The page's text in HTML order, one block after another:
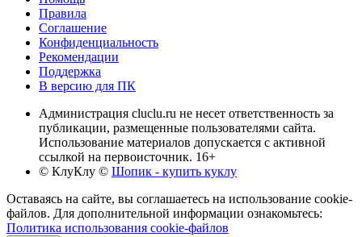
Правила
Соглашение
Конфиденциальность
Рекомендации
Поддержка
В версию для ПК
Администрация cluclu.ru не несет ответственность за
публикации, размещенные пользователями сайта.
Использование материалов допускается с активной
ссылкой на первоисточник. 16+
© КлуКлу © Шопик - купить куклу
Оставаясь на сайте, вы соглашаетесь на использование cookie-
файлов. Для дополнительной информации ознакомьтесь:
Политика использования cookie-файлов